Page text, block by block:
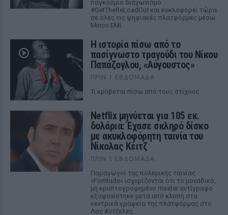
παγκόσμιο διαγωνισμό
#GetTheReLoadOut και κυκλοφορεί τώρα
σε όλες τις ψηφιακές πλατφόρμες μέσω
Minos EMI.
Η ιστορία πίσω από το
πασίγνωστο τραγούδι του Νίκου
Παπάζογλου, «Αύγουστος»
ΠΡΙΝ 1 ΕΒΔΟΜΆΔΑ
Τι κρύβεται πίσω από τους στίχους
Netflix μηνύεται για 105 εκ.
δολάρια: Έχασε σκληρό δίσκο
με ακυκλοφόρητη ταινία του
Νίκολας Κέιτζ
ΠΡΙΝ 1 ΕΒΔΟΜΆΔΑ
Παραγωγοί της πολεμικής ταινίας
«Fortitude» ισχυρίζονται ότι το μοναδικό,
μη κρυπτογραφημένο master αντίγραφο
εξαφανίστηκε μετά από κλοπή στα
κεντρικά γραφεία της πλατφόρμας στο
Λος Αντζελες.